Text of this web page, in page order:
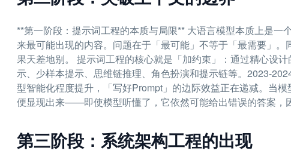
**第一阶段：提示词工程的本质与局限** 大语言模型本质上是
来最可能出现的内容。问题在于「最可能」不等于「最需要」
果天差地别。 提示词工程的核心就是「加约束」：通过精心设
示、少样本提示、思维链推理、角色扮演和提示链等。2023-
型智能化程度提升，「写好Prompt」的边际效益正在递减。当
便显现出来——即使模型听懂了，它依然可能给出错误的答案，
第三阶段：系统架构工程的出现